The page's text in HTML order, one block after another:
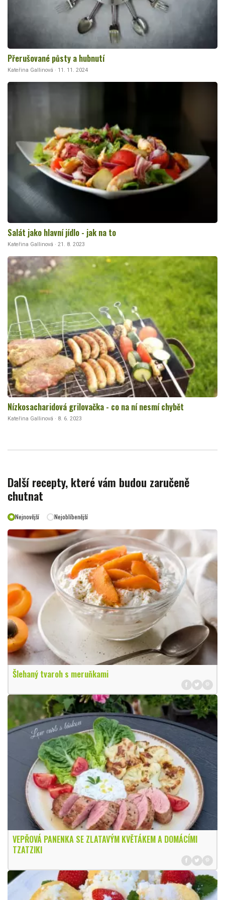
Přerušované půsty a hubnutí
Kateřina Gallinová · 11. 11. 2024
Salát jako hlavní jídlo - jak na to
Kateřina Gallinová · 21. 8. 2023
Nízkosacharidová grilovačka - co na ní nesmí chybět
Kateřina Gallinová · 8. 6. 2023
Další recepty, které vám budou zaručeně
chutnat
Nejnovější Nejoblíbenější
Šlehaný tvaroh s meruňkami
VEPŘOVÁ PANENKA SE ZLATAVÝM KVĚTÁKEM A DOMÁCÍMI
TZATZIKI